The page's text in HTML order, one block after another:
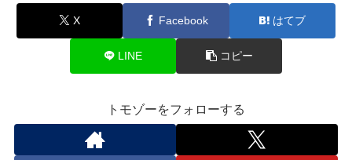
X Facebook はてブ
LINE コピー
トモゾーをフォローする